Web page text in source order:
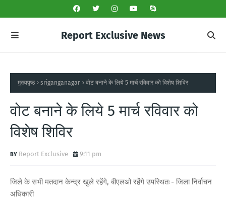
Report Exclusive News
मुख्यपृष्ठ sriganganagar वोट बनाने के लिये 5 मार्च रविवार को विशेष शिविर
वोट बनाने के लिये 5 मार्च रविवार को
विशेष शिविर
Report Exclusive 9:11 pm
जिले के सभी मतदान केन्द्र खुले रहेंगे, बीएलओ रहेंगे उपस्थितः- जिला निर्वाचन
अधिकारी